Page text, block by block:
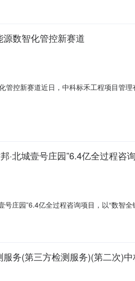
源数智化管控新赛道
控新赛道近日，中科标禾工程项目管
双碳”战略在川西高原落地生根。图/效
北城壹号庄园”6.4亿全过程咨
庄园”6.4亿全过程咨询项目，以“数智
数智+全过程价值”为驱动的服务能力
务(第三方检测服务)(第二次)